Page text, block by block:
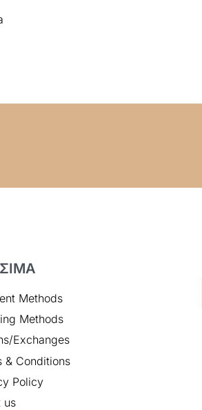
Methods
Methods
Exchanges
& Conditions
Policy
us